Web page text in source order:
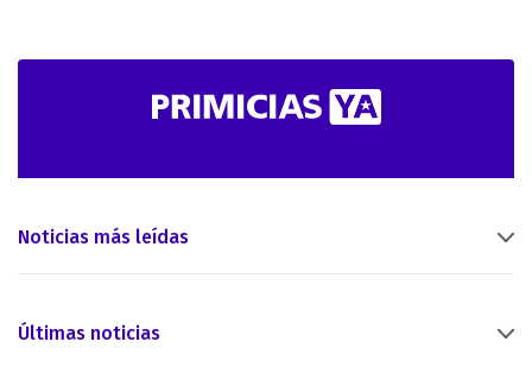
Noticias más leídas
Últimas noticias